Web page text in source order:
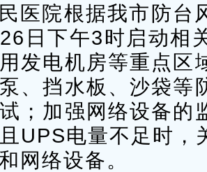
医院根据我市防台
日下午3时启动相
发电机房等重点区
、挡水板、沙袋等
；加强网络设备的
UPS电量不足时
网络设备。